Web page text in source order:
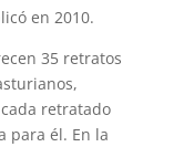
en 2010.
35 retratos
retratado
para él. En la